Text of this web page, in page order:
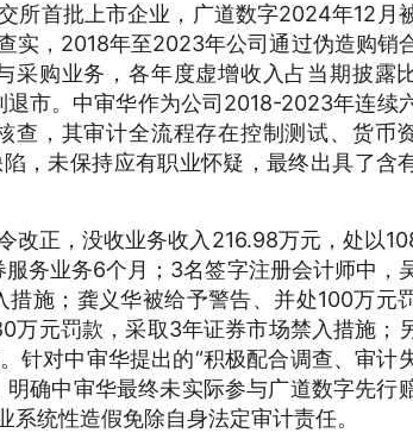
所首批上市企业，广道数字2024年12月
实，2018年至2023年公司通过伪造购销
采购业务，各年度虚增收入占当期披露
市。中审华作为公司2018-2023年连续
查，其审计全流程存在控制测试、货币
，未保持应有职业怀疑，最终出具了含
改正，没收业务收入 216.98万元，处以
务业务6个月；3名签字注册会计师中，
施；龚义华被给予警告、并处100万元
万元罚款，采取3年证券市场禁入措施；
针对中审华提出的“积极配合调查、审计
确中审华最终未实际参与广道数字先行
统性造假免除自身法定审计责任。